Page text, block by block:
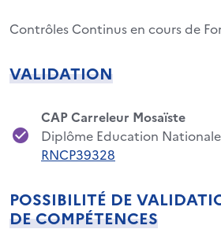
Contrôles Continus en cours de
VALIDATION
CAP Carreleur Mosaïste
Diplôme Education
RNCP39328
POSSIBILITÉ DE
DE COMPÉTENCES